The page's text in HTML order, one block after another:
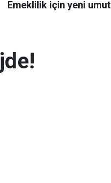
Emeklilik için yeni umut